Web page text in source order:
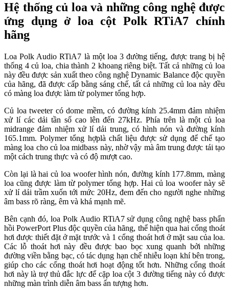
Hệ thống củ loa và những công nghệ được
ứng dụng ở loa cột Polk RTiA7 chính
hãng
Loa Polk Audio RTiA7 là một loa 3 đường tiếng, được trang bị hệ
thống 4 củ loa, chia thành 2 khoang riêng biệt. Tất cả những củ loa
này đều được sản xuất theo công nghệ Dynamic Balance độc quyền
của hãng, đã được cấp bằng sáng chế, tất cả những củ loa này đều
có màng loa được làm từ polymer tổng hợp.
Củ loa tweeter có dome mềm, có đường kính 25.4mm đảm nhiệm
xử lí các dải tần số cao lên đến 27kHz. Phía trên là một củ loa
midrange đảm nhiệm xử lí dải trung, có hình nón và đường kính
165.1mm. Polymer tổng hợplà chất liệu được sử dụng để chế tạo
màng loa cho củ loa midbass này, nhờ vậy mà âm trung được tái tạo
một cách trung thực và có độ mượt cao.
Còn lại là hai củ loa woofer hình nón, đường kính 177.8mm, màng
loa cũng được làm từ polymer tổng hợp. Hai củ loa woofer này sẽ
xử lí dải trầm xuốn tới mức 20Hz, đem đến cho người nghe những
âm bass rõ ràng, êm và khá mạnh mẽ.
Bên cạnh đó, loa Polk Audio RTiA7 sử dụng công nghệ bass phẩn
hồi PowerPort Plus độc quyền của hãng, thể hiện qua hai cổng thoát
hơi được thiết đặt ở mặt trước và 1 cổng thoát hơi ở mặt sau của loa.
Các lỗ thoát hơi này đều được bao bọc xung quanh bởi những
đường viền bằng bạc, có tác dụng hạn chế nhiễu loạn khí bên trong,
giúp cho các cổng thoát hơi hoạt động tốt hơn. Những cổng thoát
hơi này là trợ thủ đắc lực để cặp loa cột 3 đường tiếng này có được
những màn trình diễn âm bass ấn tượng hơn.